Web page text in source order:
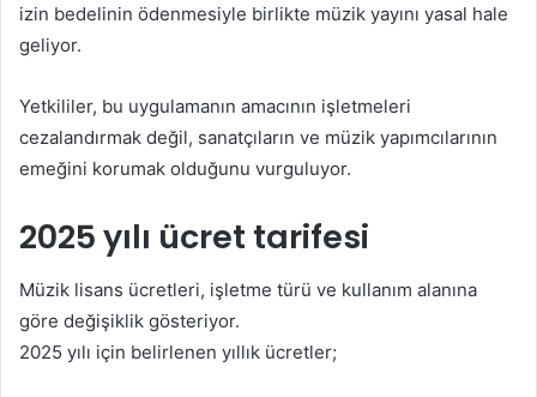
izin bedelinin ödenmesiyle birlikte müzik yayını yasal hale
geliyor.
Yetkililer, bu uygulamanın amacının işletmeleri
cezalandırmak değil, sanatçıların ve müzik yapımcılarının
emeğini korumak olduğunu vurguluyor.
2025 yılı ücret tarifesi
Müzik lisans ücretleri, işletme türü ve kullanım alanına
göre değişiklik gösteriyor.
2025 yılı için belirlenen yıllık ücretler;